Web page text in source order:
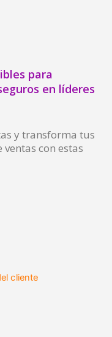
para
en líderes
y transforma tus
con estas